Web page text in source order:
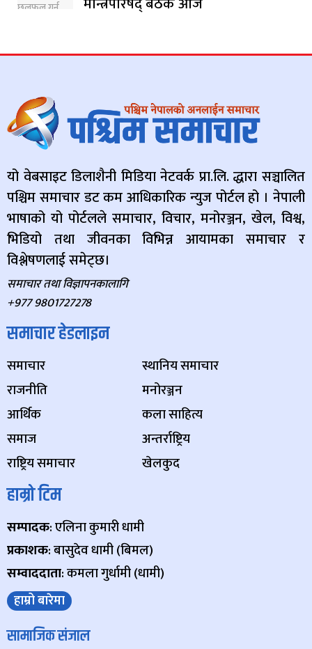
यो वेबसाइट डिलाशैनी मिडिया नेटवर्क प्रा.लि. द्धारा सञ्चालित
पश्चिम समाचार डट कम आधिकारिक न्युज पोर्टल हो । नेपाली
भाषाको यो पोर्टलले समाचार, विचार, मनोरञ्जन, खेल, विश्व,
भिडियो तथा जीवनका विभिन्न आयामका समाचार र
विश्लेषणलाई समेट्छ।
समाचार तथा विज्ञापनकालागि
+977 9801727278
समाचार हेडलाइन
समाचार
राजनीति
आर्थिक
समाज
राष्ट्रिय समाचार
स्थानिय समाचार
मनोरञ्जन
कला साहित्य
अन्तर्राष्ट्रिय
खेलकुद
हाम्रो टिम
सम्पादक: एलिना कुमारी धामी
प्रकाशक: बासुदेव धामी (बिमल)
सम्वाददाता: कमला गुर्धामी (धामी)
हाम्रो बारेमा
सामाजिक संजाल